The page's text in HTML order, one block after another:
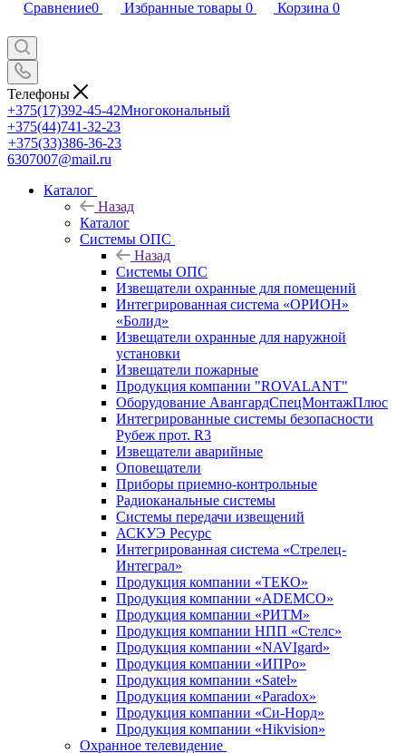
Сравнение0 Избранные товары 0 Корзина 0
Телефоны
+375(17)392-45-42Многокональный
+375(44)741-32-23
+375(33)386-36-23
6307007@mail.ru
Каталог
Назад
Каталог
Системы ОПС
Назад
Системы ОПС
Извещатели охранные для помещений
Интегрированная система «ОРИОН»
«Болид»
Извещатели охранные для наружной
установки
Извещатели пожарные
Продукция компании "ROVALANT"
Оборудование АвангардСпецМонтажПлюс
Интегрированные системы безопасности
Рубеж прот. R3
Извещатели аварийные
Оповещатели
Приборы приемно-контрольные
Радиоканальные системы
Системы передачи извещений
АСКУЭ Ресурс
Интегрированная система «Стрелец-
Интеграл»
Продукция компании «ТЕКО»
Продукция компании «ADEMCO»
Продукция компании «РИТМ»
Продукция компании НПП «Стелс»
Продукция компании «NAVIgard»
Продукция компании «ИПРо»
Продукция компании «Satel»
Продукция компании «Paradox»
Продукция компании «Си-Норд»
Продукция компании «Hikvision»
Охранное телевидение